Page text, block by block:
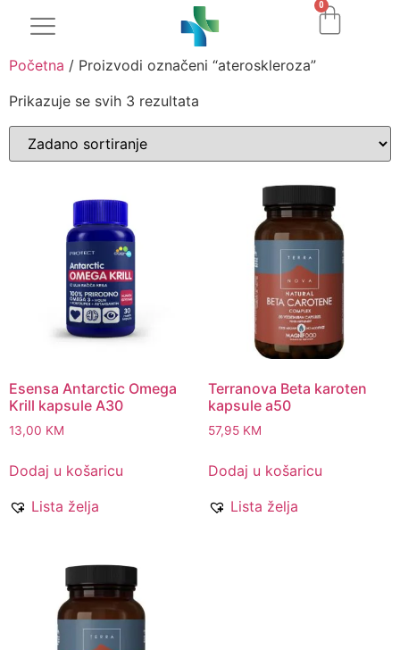
0
Početna / Proizvodi označeni “ateroskleroza”
Prikazuje se svih 3 rezultata
Esensa Antarctic Omega
Krill kapsule A30
13,00 KM
Dodaj u košaricu
Lista želja
Terranova Beta karoten
kapsule a50
57,95 KM
Dodaj u košaricu
Lista želja